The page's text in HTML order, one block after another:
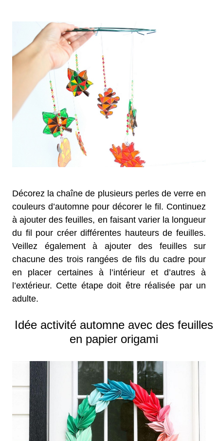
Décorez la chaîne de plusieurs perles de verre en
couleurs d’automne pour décorer le fil. Continuez
à ajouter des feuilles, en faisant varier la longueur
du fil pour créer différentes hauteurs de feuilles.
Veillez également à ajouter des feuilles sur
chacune des trois rangées de fils du cadre pour
en placer certaines à l’intérieur et d’autres à
l’extérieur. Cette étape doit être réalisée par un
adulte.
Idée activité automne avec des feuilles
en papier origami